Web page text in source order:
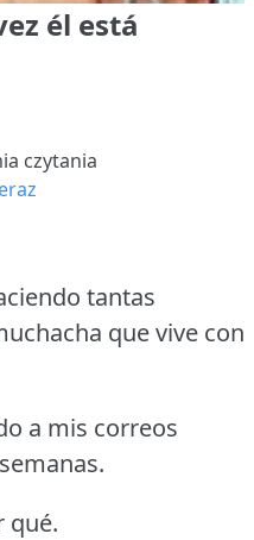
él está
czytania
tantas
que vive con
a mis correos
qué.